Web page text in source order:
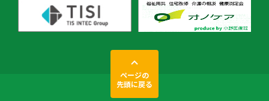
ページの
先頭に戻る